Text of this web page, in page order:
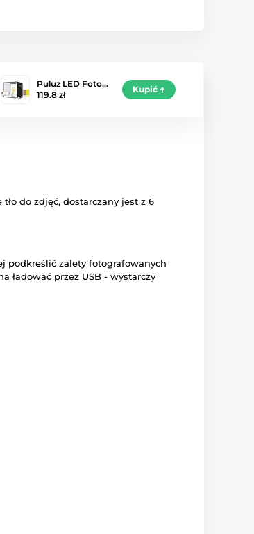
Puluz LED Foto…
119.8 zł
Kupić
do zdjęć, dostarczany jest z 6
podkreślić zalety fotografowanych
ładować przez USB - wystarczy